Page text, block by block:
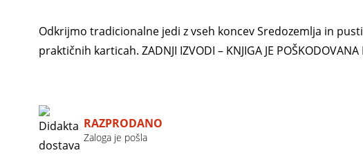
Odkrijmo tradicionalne jedi z vseh koncev Sredozemlja in
praktičnih karticah. ZADNJI IZVODI – KNJIGA JE POŠKODOVANA
RAZPRODANO
Zaloga je pošla